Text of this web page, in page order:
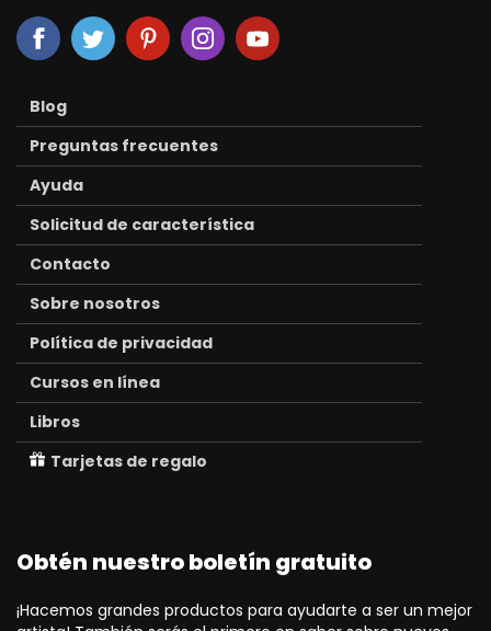
Blog
Preguntas frecuentes
Ayuda
Solicitud de característica
Contacto
Sobre nosotros
Política de privacidad
Cursos en línea
Libros
Tarjetas de regalo
Obtén nuestro boletín gratuito
¡Hacemos grandes productos para ayudarte a ser un mejor